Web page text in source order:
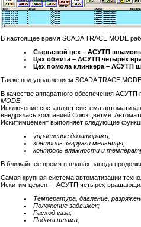
В настоящее время SCADA TRACE MODE
Сырьевой цех – АСУТП
Цех обжига – АСУТП четырех
Цех помола клинкера – АСУТП
Также под управлением SCADA TRACE
В качестве аппаратного обеспечения
MODE.
Исключение составляет система
внедрялась компанией
Искитимцемент выполняет следующие
управление дозаторами;
контроль загрузки мельницы;
контроль влажности и
В ближайшее время в планах завода
Самая крупная система автоматизации
Искитим цемент - АСУТП четырех
Температура, давление,
Положение задвижек;
Расход газа;
Подача шлама;